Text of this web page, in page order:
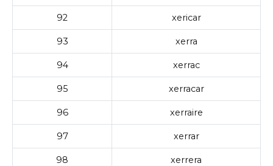
92 xericar
93 xerra
94 xerrac
95 xerracar
96 xerraire
97 xerrar
98 xerrera